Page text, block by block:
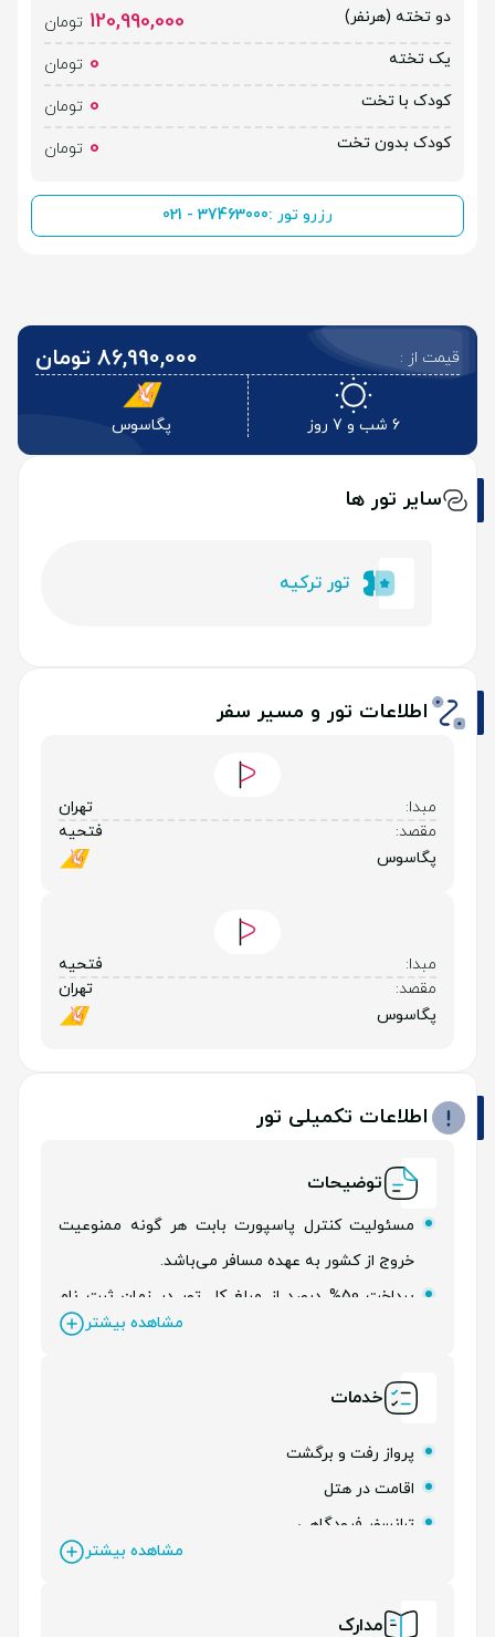
دو تخته (هرنفر) 120,990,000 تومان
یک تخته
0 تومان
کودک با تخت
0 تومان
کودک بدون تخت
0 تومان
رزرو تور :021 - 37463000
قیمت از : 86,990,000 تومان
6 شب و 7 روز پگاسوس
سایر تور ها
تور ترکیه
اطلاعات تور و مسیر سفر
مبدا:
تهران
مقصد:
فتحیه
پگاسوس
مبدا:
فتحیه
مقصد:
تهران
پگاسوس
اطلاعات تکمیلی تور
توضیحات
مسئولیت کنترل پاسپورت بابت هر گونه ممنوعیت
خروج از کشور به عهده مسافر می‌باشد.
پرداخت 50% درصد از مبلغ کل تور در زمان ثبت نام
مشاهده بیشتر
خدمات
پرواز رفت و برگشت
اقامت در هتل
ترانسفر فرودگاهی
مشاهده بیشتر
مدارک